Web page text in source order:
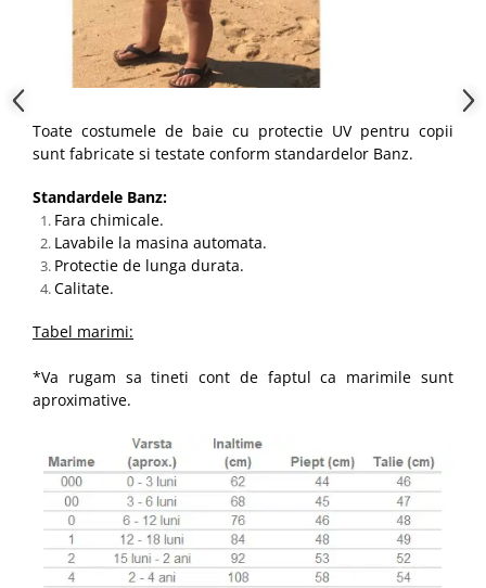
Toate costumele de baie cu protectie UV pentru copii
sunt fabricate si testate conform standardelor Banz.
Standardele Banz:
Fara chimicale.
Lavabile la masina automata.
Protectie de lunga durata​​​​​​.
Calitate.
Tabel marimi:
*Va rugam sa tineti cont de faptul ca marimile sunt
aproximative.